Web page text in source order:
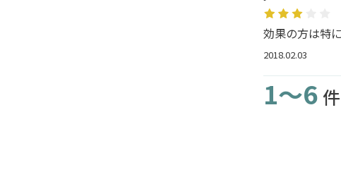
効果の方は特
2018.02.03
1～6